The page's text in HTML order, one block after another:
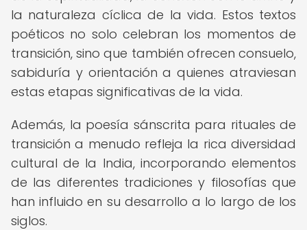
la naturaleza cíclica de la vida. Estos textos
poéticos no solo celebran los momentos de
transición, sino que también ofrecen consuelo,
sabiduría y orientación a quienes atraviesan
estas etapas significativas de la vida.
Además, la poesía sánscrita para rituales de
transición a menudo refleja la rica diversidad
cultural de la India, incorporando elementos
de las diferentes tradiciones y filosofías que
han influido en su desarrollo a lo largo de los
siglos.